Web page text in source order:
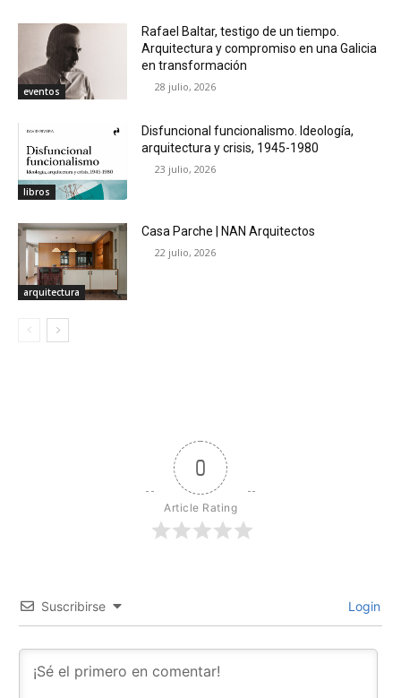
eventos
Rafael Baltar, testigo de un tiempo.
Arquitectura y compromiso en una Galicia
en transformación
28 julio, 2026
libros
Disfuncional funcionalismo. Ideología,
arquitectura y crisis, 1945-1980
23 julio, 2026
arquitectura
Casa Parche | NAN Arquitectos
22 julio, 2026
0
Article Rating
Suscribirse Login